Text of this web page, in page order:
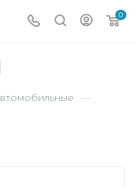
0
—